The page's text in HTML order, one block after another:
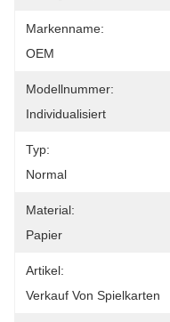
Markenname:
OEM
Modellnummer:
Individualisiert
Typ:
Normal
Material:
Papier
Artikel:
Verkauf Von Spielkarten